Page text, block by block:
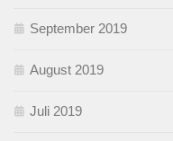
September 2019
August 2019
Juli 2019